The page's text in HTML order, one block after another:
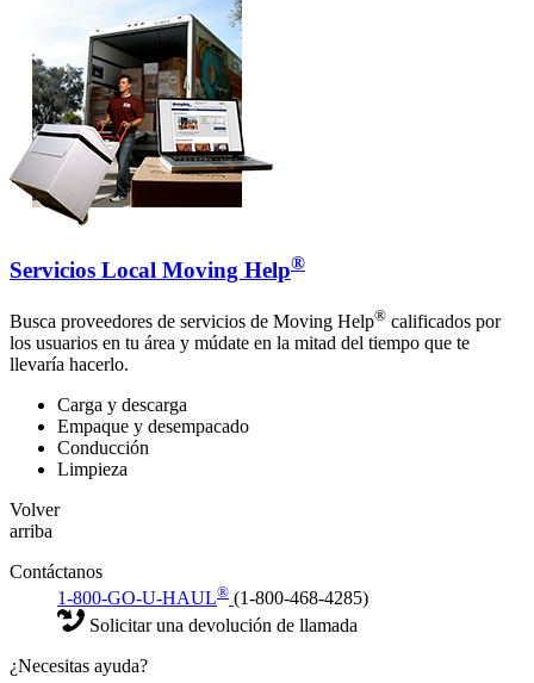
Servicios Local Moving Help®
Busca proveedores de servicios de Moving Help® calificados por
los usuarios en tu área y múdate en la mitad del tiempo que te
llevaría hacerlo.
Carga y descarga
Empaque y desempacado
Conducción
Limpieza
Volver
arriba
Contáctanos
1-800-GO-U-HAUL® (1-800-468-4285)
Solicitar una devolución de llamada
¿Necesitas ayuda?